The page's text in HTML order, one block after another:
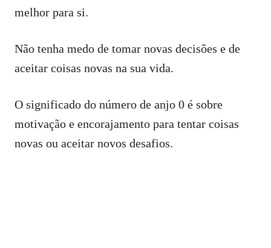
melhor para si.
Não tenha medo de tomar novas decisões e de
aceitar coisas novas na sua vida.
O significado do número de anjo 0 é sobre
motivação e encorajamento para tentar coisas
novas ou aceitar novos desafios.